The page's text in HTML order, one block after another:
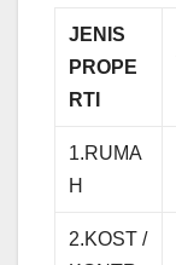
JENIS
PROPE
RTI
1.RUMA
H
2.KOST /